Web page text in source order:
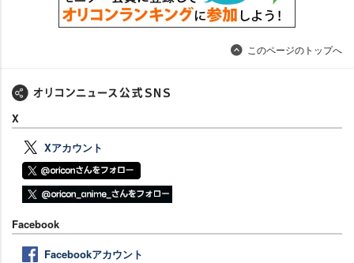
このページのトップへ
X
Xアカウント
Facebook
Facebookアカウント